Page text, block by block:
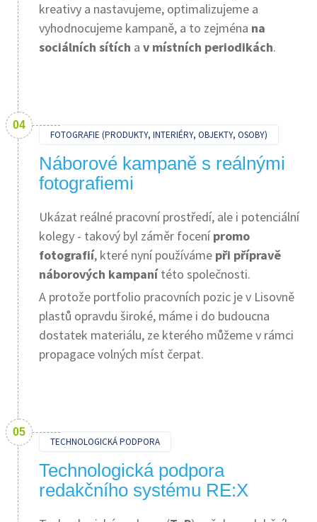
kreativy a nastavujeme, optimalizujeme a
vyhodnocujeme kampaně, a to zejména na
sociálních sítích a v místních periodikách.
FOTOGRAFIE (PRODUKTY, INTERIÉRY, OBJEKTY, OSOBY)
Náborové kampaně s reálnými
fotografiemi
Ukázat reálné pracovní prostředí, ale i potenciální
kolegy - takový byl záměr focení promo
fotografií, které nyní používáme při přípravě
náborových kampanítéto společnosti.
A protože portfolio pracovních pozic je v Lisovně
plastů opravdu široké, máme i do budoucna
dostatek materiálu, ze kterého můžeme v rámci
propagace volných míst čerpat.
TECHNOLOGICKÁ PODPORA
Technologická podpora
redakčního systému RE:X